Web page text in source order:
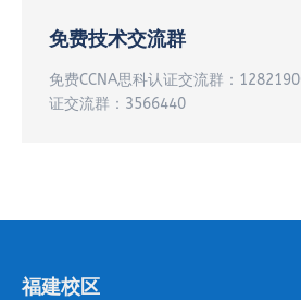
免费技术交流群
免费CCNA思科认证交流群：
证交流群：3566440
福建校区